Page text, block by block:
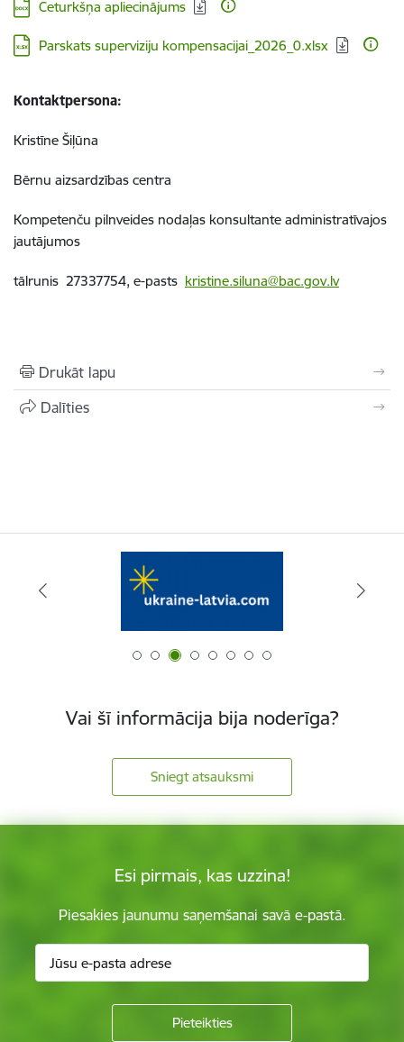
Lejupielādēt:
Ceturkšņa apliecinājums
Lejupielādēt:
Parskats superviziju kompensacijai_2026_0.xlsx
Kontaktpersona:
Kristīne Šiļūna
Bērnu aizsardzības centra
Kompetenču pilnveides nodaļas konsultante administratīvajos
jautājumos
tālrunis 27337754, e-pasts kristine.siluna@bac.gov.lv
Drukāt lapu
Dalīties
Vai šī informācija bija noderīga?
Sniegt atsauksmi
Esi pirmais, kas uzzina!
Piesakies jaunumu saņemšanai savā e-pastā.